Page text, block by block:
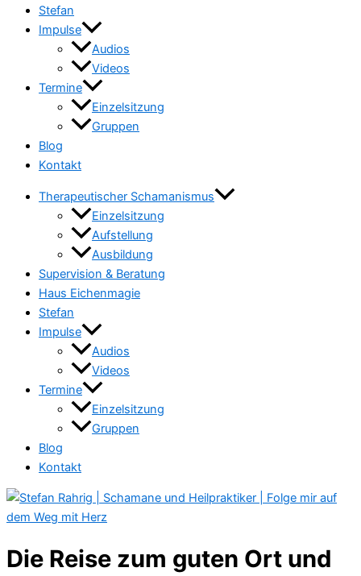
Stefan
Impulse
Audios
Videos
Termine
Einzelsitzung
Gruppen
Blog
Kontakt
Therapeutischer Schamanismus
Einzelsitzung
Aufstellung
Ausbildung
Supervision & Beratung
Haus Eichenmagie
Stefan
Impulse
Audios
Videos
Termine
Einzelsitzung
Gruppen
Blog
Kontakt
Die Reise zum guten Ort und